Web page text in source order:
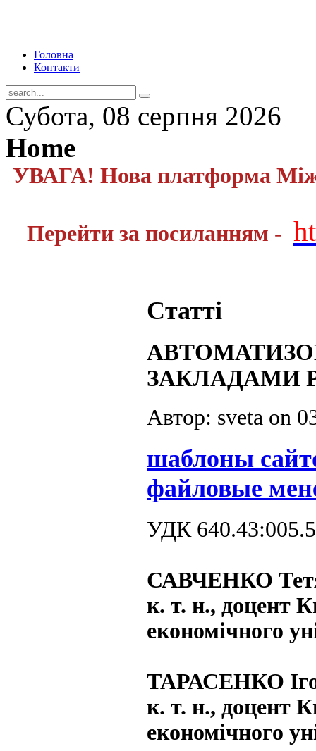
Головна
Контакти
Субота, 08 серпня 2026
Home
УВАГА! Нова платформа
Перейти за посиланням -
Статті
ЗАКЛАДАМИ
Автор: sveta on
шаблоны
файловые
УДК
САВЧЕНКО
к. т. н., доцент
економічного
ТАРАСЕНКО
к. т. н., доцент
економічного